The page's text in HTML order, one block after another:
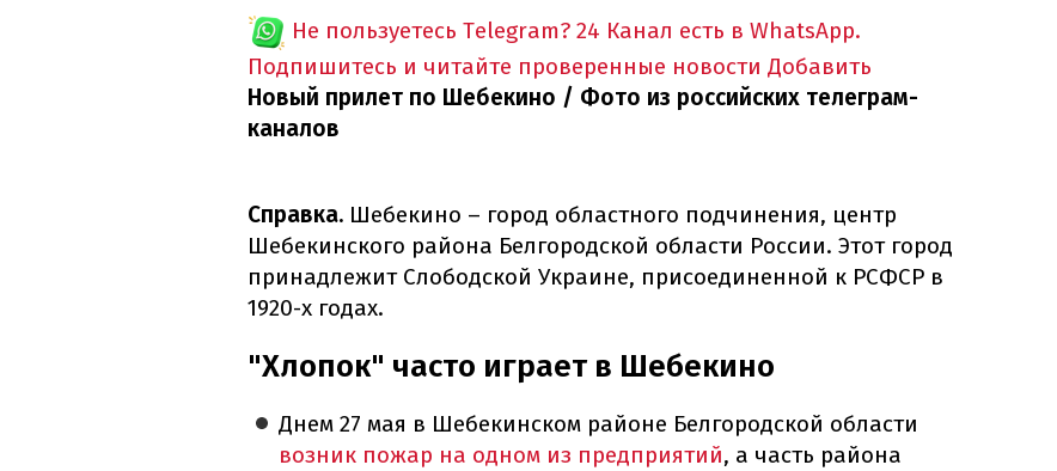
Не пользуетесь Telegram? 24 Канал есть в WhatsApp.
Подпишитесь и читайте проверенные новости Добавить
Новый прилет по Шебекино / Фото из российских телеграм-
каналов
Справка. Шебекино – город областного подчинения, центр
Шебекинского района Белгородской области России. Этот город
принадлежит Слободской Украине, присоединенной к РСФСР в
1920-х годах.
"Хлопок" часто играет в Шебекино
Днем 27 мая в Шебекинском районе Белгородской области
возник пожар на одном из предприятий, а часть района